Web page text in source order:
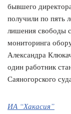
бывшего
получили по пять
лишения свободы
мониторинга
Александра
один работник
Саяногорского
ИА “Хакасия”